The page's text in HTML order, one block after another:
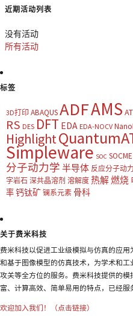
近期活动列表
没有活动
所有活动
标签
3D打印 ABAQUSADFAMS
RS DES DFT EDA EDA-NOCV
Highlight
Simpleware SOC SOCME
分子动力学 半导体 反应分子动
字岩石 深共晶溶剂 溶解度 热解燃烧
率钙钛矿 镧系元素 骨科
关于费米科技
费米科技以促进工业级模拟与仿真的应
和基于图像模型的仿真技术，为学术和
攻关等全方位的服务。费米科技提供的
富、计算高效、简单易用的特点，已经服
欢迎加入我们！（点击链接）